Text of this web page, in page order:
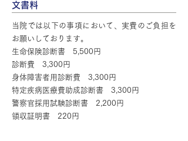
文書料
当院では以下の事項において、実費のご負担を
お願いしております。
生命保険診断書 5,500円
診断費 3,300円
身体障害者用診断費 3,300円
特定疾病医療費助成診断書 3,300円
警察官採用試験診断書 2,200円
領収証明書 220円